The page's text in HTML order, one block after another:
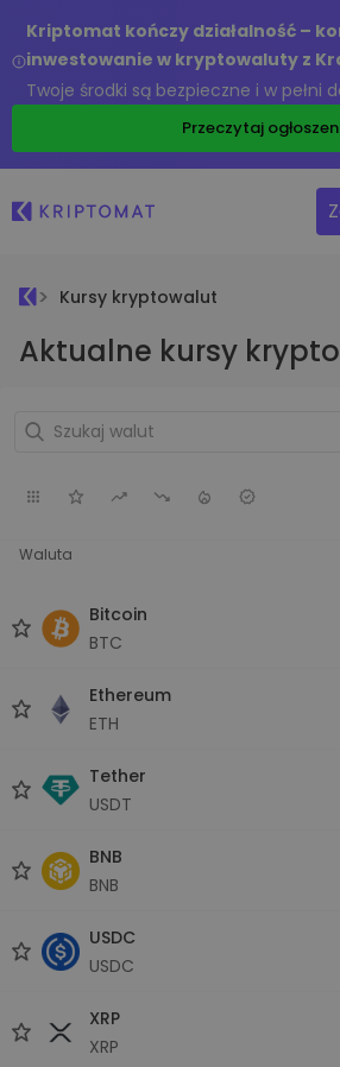
Kriptomat kończy działalność –
inwestowanie w kryptowaluty z
Twoje środki są bezpieczne i w pełni
Przeczytaj
Kursy kryptowalut
Aktualne kursy
Waluta
Bitcoin
BTC
Ethereum
ETH
Tether
USDT
BNB
BNB
USDC
USDC
XRP
XRP